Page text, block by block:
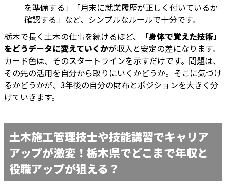
を準備する」「月末に就業履歴が正しく付いているか
確認する」など、シンプルなルールで十分です。
栃木で長く土木の仕事を続けるほど、
「身体で覚えた技術」
をどうデータに変えていくかが収入と安定の差になります。
カード色は、そのスタートラインを示すだけです。問題は、
その先の活用を自分から取りにいくかどうか。そこに気づけ
るかどうかが、3年後の自分の財布とポジションを大きく分
けていきます。
土木施工管理技士や技能講習でキャリア
アップが激変！栃木県でどこまで年収と
役職アップが狙える？